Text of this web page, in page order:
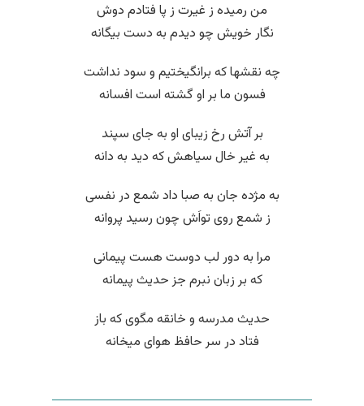
من رمیده ز غیرت ز پا فتادم دوش
نگار خویش چو دیدم به دست بیگانه
چه نقشها که برانگیختیم و سود نداشت
فسون ما بر او گشته است افسانه
بر آتش رخ زیبای او به جای سپند
به غیر خال سیاهش که دید به دانه
به مژده جان به صبا داد شمع در نفسی
ز شمع روی تواَش چون رسید پروانه
مرا به دور لب دوست هست پیمانی
که بر زبان نبرم جز حدیث پیمانه
حدیث مدرسه و خانقه مگوی که باز
فتاد در سر حافظ هوای میخانه